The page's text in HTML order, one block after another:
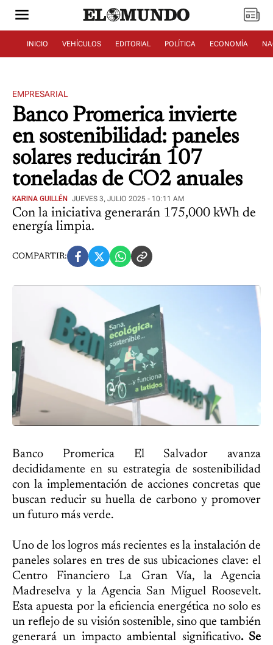
INICIO VEHÍCULOS EDITORIAL POLÍTICA ECONOMÍA
EMPRESARIAL
Banco Promerica invierte
en sostenibilidad: paneles
solares reducirán 107
toneladas de CO2 anuales
KARINA GUILLÉN JUEVES 3, JULIO 2025 - 10:11 AM
Con la iniciativa generarán 175,000 kWh de
energía limpia.
COMPARTIR:
Banco Promerica El Salvador avanza
decididamente en su estrategia de sostenibilidad
con la implementación de acciones concretas que
buscan reducir su huella de carbono y promover
un futuro más verde.
Uno de los logros más recientes es la instalación de
paneles solares en tres de sus ubicaciones clave: el
Centro Financiero La Gran Vía, la Agencia
Madreselva y la Agencia San Miguel Roosevelt.
Esta apuesta por la eficiencia energética no solo es
un reflejo de su visión sostenible, sino que también
generará un impacto ambiental significativo. Se